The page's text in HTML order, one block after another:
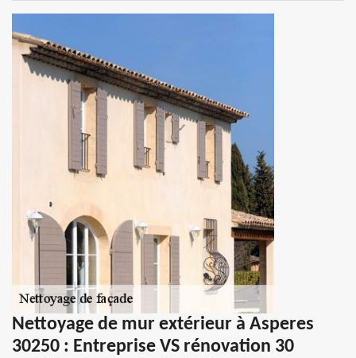
Nettoyage de mur extérieur à Asperes
30250 : Entreprise VS rénovation 30